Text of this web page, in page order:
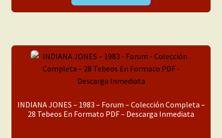
era:
es:
INDIANA JONES – 1983 – Forum – Colección Completa –
28 Tebeos En Formato PDF – Descarga Inmediata